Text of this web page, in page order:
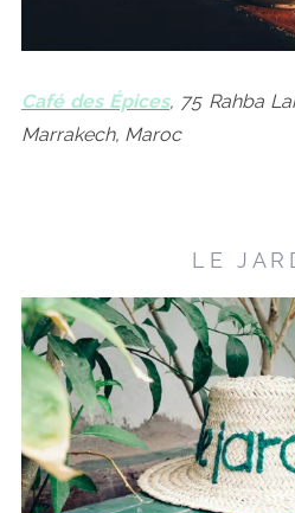
Café des Épices, 75 Rahba
Marrakech, Maroc
LE